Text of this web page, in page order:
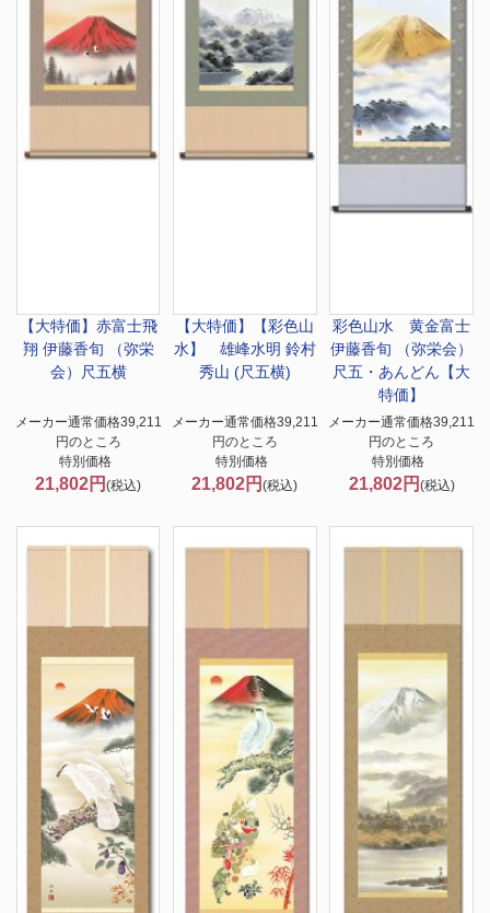
【大特価】 赤富士飛
翔 伊藤香旬 （弥栄
会）尺五横
メーカー通常価格39,211
円のところ
特別価格
21,802円(税込)
【大特価】
【彩色山
水】 雄峰水明 鈴村
秀山 (尺五横)
メーカー通常価格39,211
円のところ
特別価格
21,802円(税込)
彩色山水 黄金富士
伊藤香旬 （弥栄会）
尺五・あんどん【大
特価】
メーカー通常価格39,211
円のところ
特別価格
21,802円 (税込)